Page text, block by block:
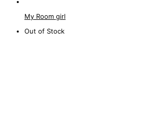
My Room girl
Out of Stock